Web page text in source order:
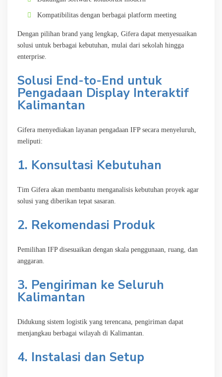
Kompatibilitas dengan berbagai platform meeting
Dengan pilihan brand yang lengkap, Gifera dapat menyesuaikan
solusi untuk berbagai kebutuhan, mulai dari sekolah hingga
enterprise.
Solusi End-to-End untuk
Pengadaan Display Interaktif
Kalimantan
Gifera menyediakan layanan pengadaan IFP secara menyeluruh,
meliputi:
1. Konsultasi Kebutuhan
Tim Gifera akan membantu menganalisis kebutuhan proyek agar
solusi yang diberikan tepat sasaran.
2. Rekomendasi Produk
Pemilihan IFP disesuaikan dengan skala penggunaan, ruang, dan
anggaran.
3. Pengiriman ke Seluruh
Kalimantan
Didukung sistem logistik yang terencana, pengiriman dapat
menjangkau berbagai wilayah di Kalimantan.
4. Instalasi dan Setup